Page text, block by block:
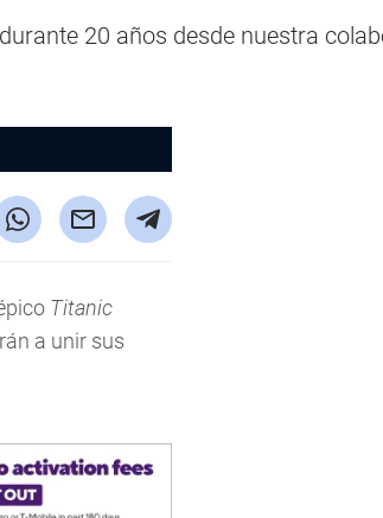
20 años desde nuestra
Titanic
a unir sus